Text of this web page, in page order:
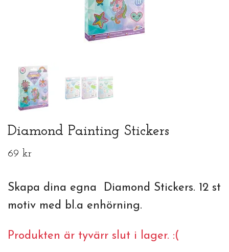
Diamond Painting Stickers
69 kr
Skapa dina egna Diamond Stickers. 12 st
motiv med bl.a enhörning.
Produkten är tyvärr slut i lager. :(